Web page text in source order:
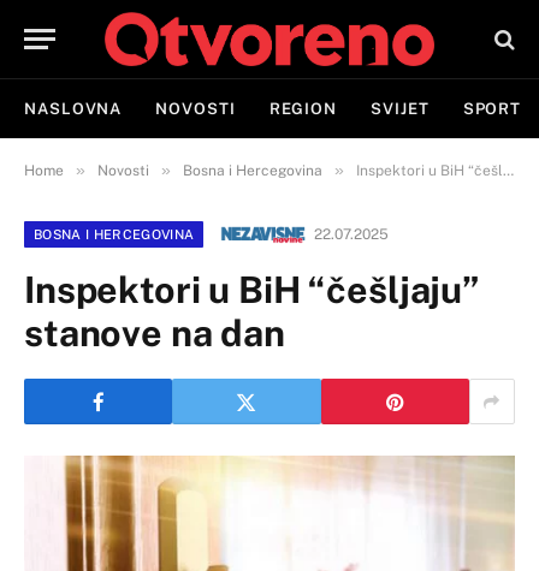
NASLOVNA NOVOSTI REGION SVIJET SPORT
Home » Novosti » Bosna i Hercegovina » Inspektori u BiH “češljaju” stanove na dan
BOSNA I HERCEGOVINA 22.07.2025
Inspektori u BiH “češljaju”
stanove na dan